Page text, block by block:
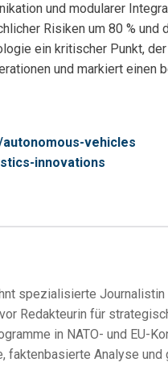
und modularer
Risiken um 80 %
ein kritischer Punkt,
und markiert einen
vehicles
innovations
spezialisierte
Redakteurin für
in NATO- und EU-
faktenbasierte Analyse und